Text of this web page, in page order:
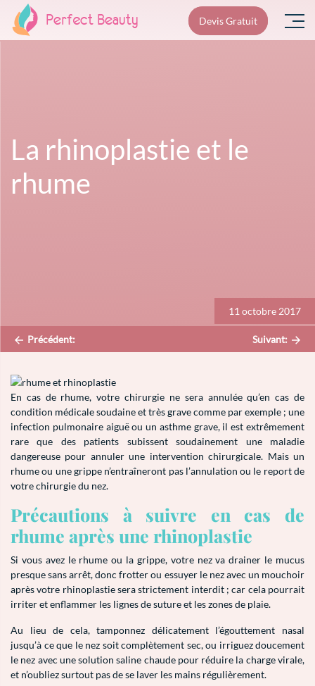
content
Devis Gratuit
La rhinoplastie et le
rhume
11 octobre 2017
Précédent: Suivant:
En cas de rhume, votre chirurgie ne sera annulée qu’en cas de
condition médicale soudaine et très grave comme par exemple ; une
infection pulmonaire aiguë ou un asthme grave, il est extrêmement
rare que des patients subissent soudainement une maladie
dangereuse pour annuler une intervention chirurgicale. Mais un
rhume ou une grippe n’entraîneront pas l’annulation ou le report de
votre chirurgie du nez.
Précautions à suivre en cas de
rhume après une rhinoplastie
Si vous avez le rhume ou la grippe, votre nez va drainer le mucus
presque sans arrêt, donc frotter ou essuyer le nez avec un mouchoir
après votre rhinoplastie sera strictement interdit ; car cela pourrait
irriter et enflammer les lignes de suture et les zones de plaie.
Au lieu de cela, tamponnez délicatement l’égouttement nasal
jusqu’à ce que le nez soit complètement sec, ou irriguez doucement
le nez avec une solution saline chaude pour réduire la charge virale,
et n’oubliez surtout pas de se laver les mains régulièrement.